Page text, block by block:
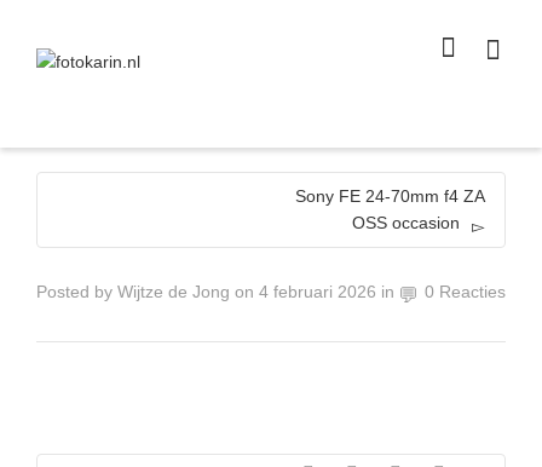
size
Super Search
Sony FE 24-70mm f4 ZA
OSS occasion
Posted by Wijtze de Jong on 4 februari 2026 in 0 Reacties